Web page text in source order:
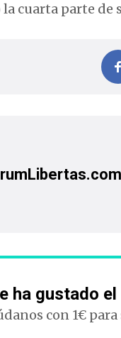
cuarta parte de
ha gustado
con 1€